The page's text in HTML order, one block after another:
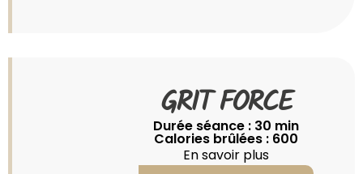
GRIT FORCE
Durée séance : 30 min
Calories brûlées : 600
En savoir plus